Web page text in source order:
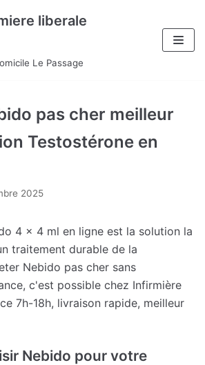
liberale
Le Passage
pas cher meilleur
Testostérone en
2025
4 x 4 ml en ligne est la solution la
traitement durable de la
Nebido pas cher sans
c'est possible chez Infirmière
7h-18h, livraison rapide, meilleur
Nebido pour votre